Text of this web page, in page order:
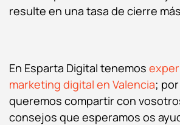
resulte en una tasa de cierre
En Esparta Digital tenemos
marketing digital en Valencia;
queremos compartir con
consejos que esperamos os